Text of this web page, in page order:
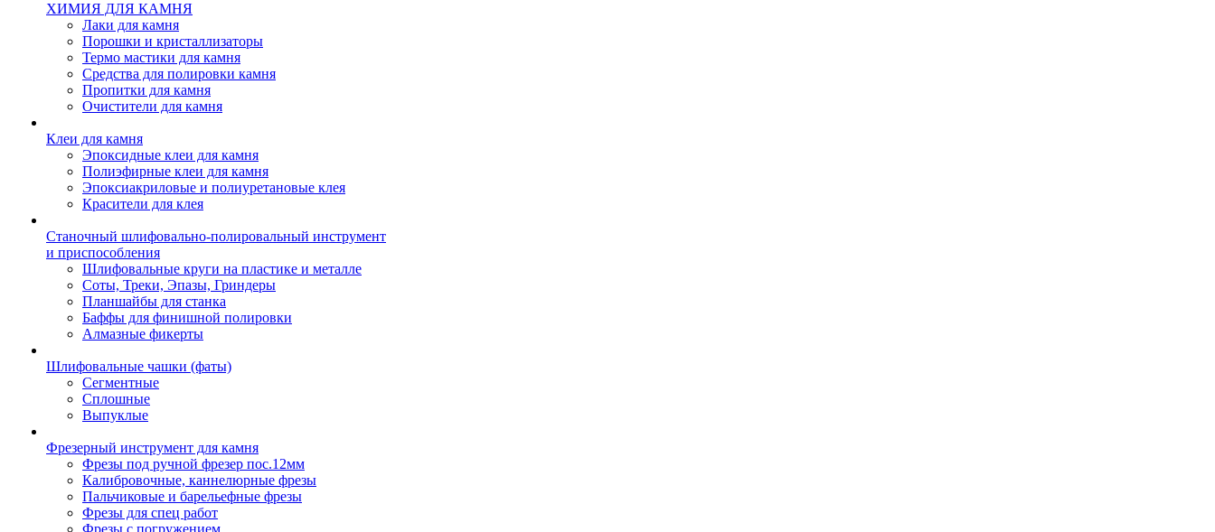
ХИМИЯ ДЛЯ КАМНЯ
Лаки для камня
Порошки и кристаллизаторы
Термо мастики для камня
Средства для полировки камня
Пропитки для камня
Очистители для камня
Клеи для камня
Эпоксидные клеи для камня
Полиэфирные клеи для камня
Эпоксиакриловые и полиуретановые клея
Красители для клея
Станочный шлифовально-полировальный инструмент
и приспособления
Шлифовальные круги на пластике и металле
Соты, Треки, Эпазы, Гриндеры
Планшайбы для станка
Баффы для финишной полировки
Алмазные фикерты
Шлифовальные чашки (фаты)
Сегментные
Сплошные
Выпуклые
Фрезерный инструмент для камня
Фрезы под ручной фрезер пос.12мм
Калибровочные, каннелюрные фрезы
Пальчиковые и барельефные фрезы
Фрезы для спец работ
Фрезы с погружением